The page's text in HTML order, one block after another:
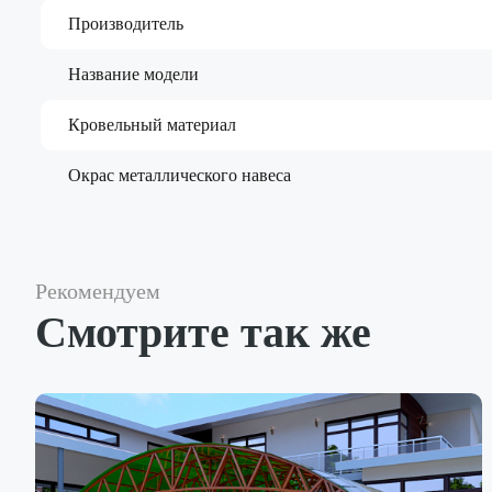
Производитель
Название модели
Кровельный материал
Окрас металлического навеса
Рекомендуем
Смотрите так же